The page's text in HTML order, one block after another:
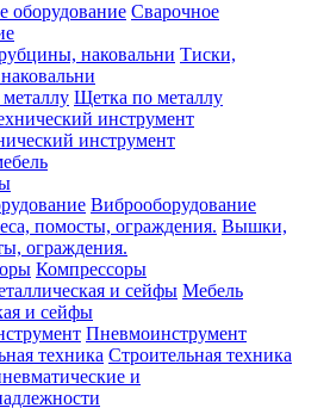
Сварочное
Тиски,
Щетка по металлу
инструмент
Виброоборудование
Вышки,
ограждения.
Компрессоры
Мебель
и сейфы
Пневмоинструмент
Строительная техника